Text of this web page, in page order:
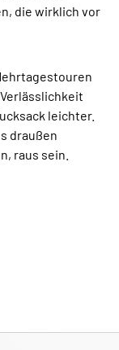
die wirklich vor
leichter.
draußen
raus sein.